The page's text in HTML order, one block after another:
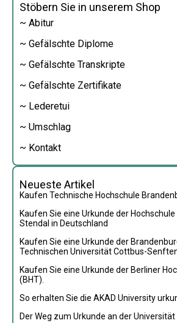
Stöbern Sie in unserem Shop
~ Abitur
~ Gefälschte Diplome
~ Gefälschte Transkripte
~ Gefälschte Zertifikate
~ Lederetui
~ Umschlag
~ Kontakt
Neueste Artikel
Kaufen Technische Hochschule
Kaufen Sie eine Urkunde der
Stendal in Deutschland
Kaufen Sie eine Urkunde der
Technischen Universität Cottbus-
Kaufen Sie eine Urkunde der Berliner
(BHT).
So erhalten Sie die AKAD University
Der Weg zum Urkunde an der